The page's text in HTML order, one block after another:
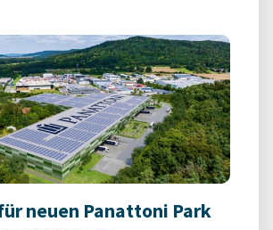
neuen Panattoni Park